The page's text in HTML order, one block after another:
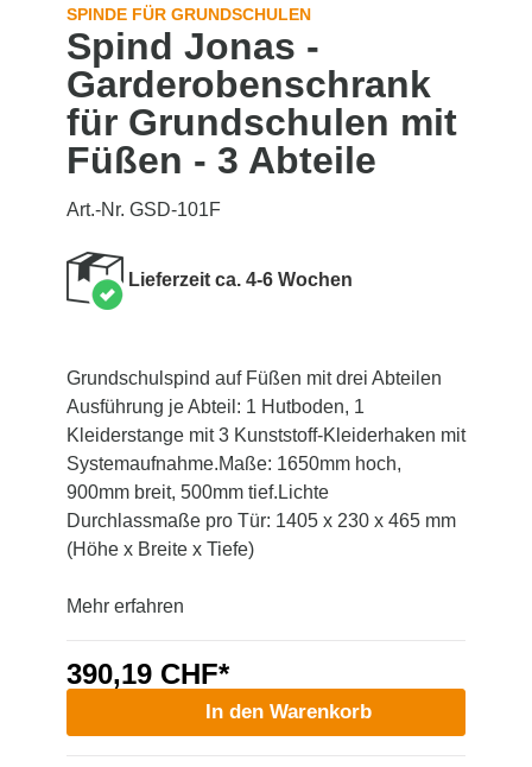
SPINDE FÜR GRUNDSCHULEN
Spind Jonas -
Garderobenschrank
für Grundschulen mit
Füßen - 3 Abteile
Art.-Nr. GSD-101F
Lieferzeit ca. 4-6 Wochen
Grundschulspind auf Füßen mit drei Abteilen
Ausführung je Abteil: 1 Hutboden, 1
Kleiderstange mit 3 Kunststoff-Kleiderhaken mit
Systemaufnahme.Maße: 1650mm hoch,
900mm breit, 500mm tief.Lichte
Durchlassmaße pro Tür: 1405 x 230 x 465 mm
(Höhe x Breite x Tiefe)
Mehr erfahren
390,19 CHF*
In den Warenkorb